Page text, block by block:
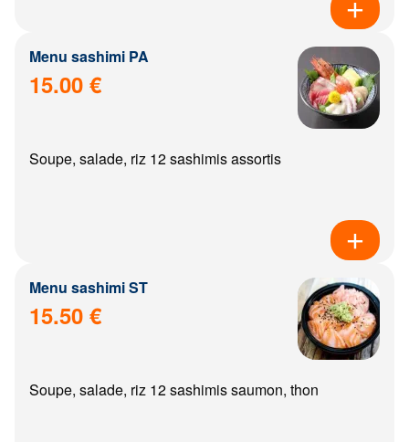
Menu sashimi PA
15.00 €
Soupe, salade, riz 12 sashimis assortis
Menu sashimi ST
15.50 €
Soupe, salade, riz 12 sashimis saumon, thon